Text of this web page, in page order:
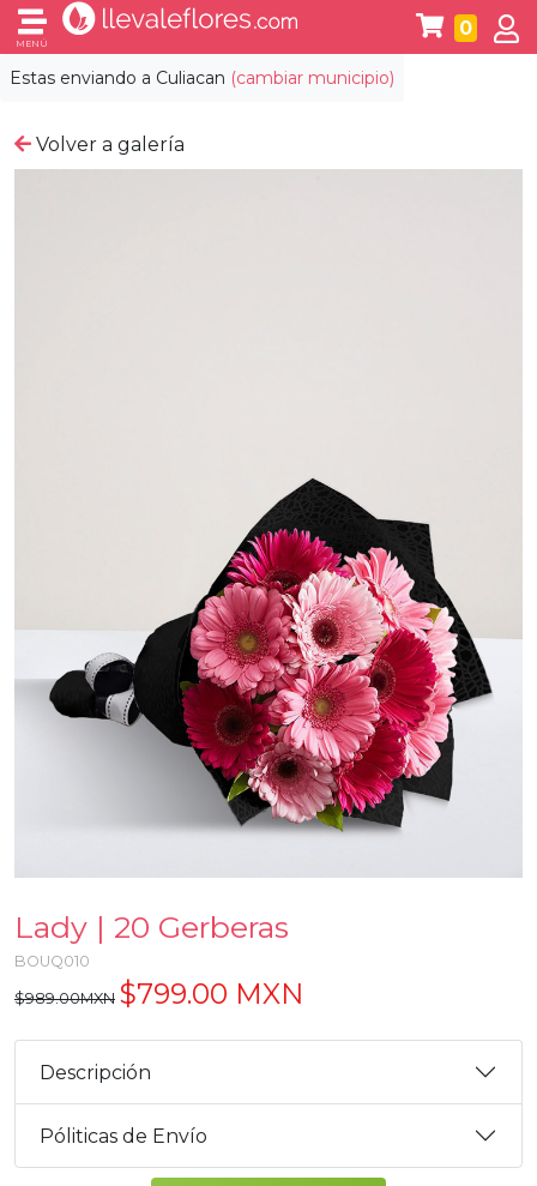
Estas enviando a Culiacan (cambiar municipio)
MENÚ
0
Volver a galería
Lady | 20 Gerberas
BOUQ010
$989.00MXN $799.00 MXN
Descripción
Póliticas de Envío